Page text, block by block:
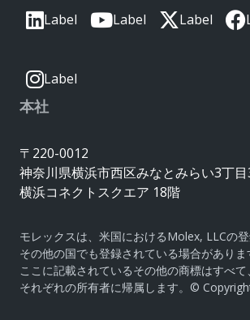
Label Label Label
Label
本社
〒220-0012
神奈川県横浜市西区みなとみらい3丁
横浜コネクトスクエア 18階
モレックスは、米国におけるMolex, LLCの登
その他の国でも登録されている場合がありま
ここに記載されているその他の商標はすべて、
それぞれの所有者に帰属します。©